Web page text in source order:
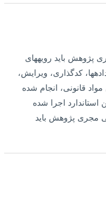
7-1. کلیات مجری پژوهش باید رویه‏های
کدگذاری، ویرایش،
قانونی، انجام شده
استاندارد اجرا شده
مجری پژوهش باید